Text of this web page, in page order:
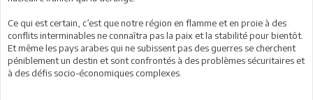
Ce qui est certain, c’est que notre région en flamme et en proie à des
conflits interminables ne connaîtra pas la paix et la stabilité pour bientôt.
Et même les pays arabes qui ne subissent pas des guerres se cherchent
péniblement un destin et sont confrontés à des problèmes sécuritaires et
à des défis socio-économiques complexes.